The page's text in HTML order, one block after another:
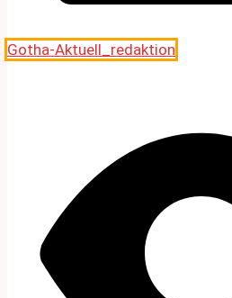
Gotha-Aktuell_redaktion